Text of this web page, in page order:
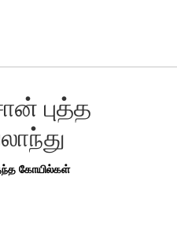
புத்த
கோயில்கள்